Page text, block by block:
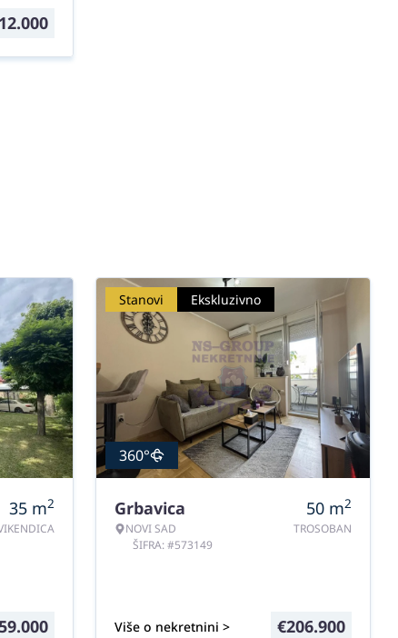
35 m2
Stanovi Ekskluzivno
360°
Grbavica
NOVI SAD
ŠIFRA: #573149
50 m2
TROSOBAN
Više o nekretnini > €206.900